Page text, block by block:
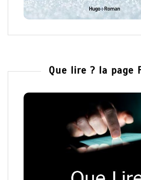
Que lire ? la page